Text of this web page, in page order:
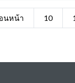
นหน้า 10